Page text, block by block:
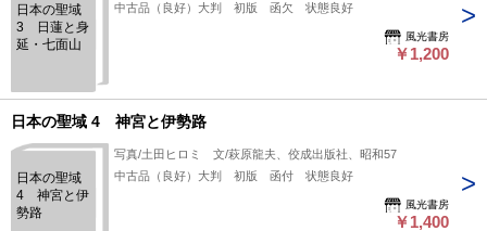
日本の聖域
3 日蓮と身
延・七面山
中古品（良好）大判 初版 函欠 状態良好
風光書房
￥1,200
日本の聖域 4 神宮と伊勢路
日本の聖域
4 神宮と伊
勢路
写真/土田ヒロミ 文/萩原龍夫、佼成出版社、昭和57
中古品（良好）大判 初版 函付 状態良好
風光書房
￥1,400